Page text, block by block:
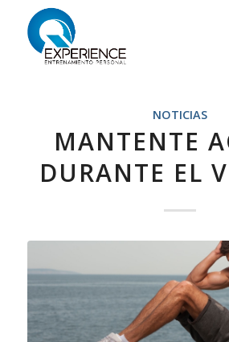
NOTICIAS
MANTENTE
DURANTE EL